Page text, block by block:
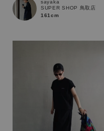
キーワード
性別
sayaka
SUPER SHOP 鳥取店
161cm